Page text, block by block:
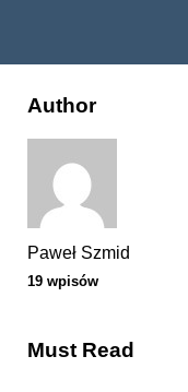
Author
Paweł Szmid
19 wpisów
Must Read